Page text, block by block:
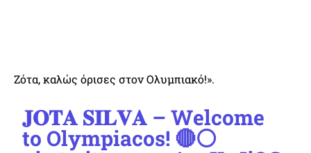
Ζότα, καλώς όρισες στον Ολυμπιακό!».
𝐉𝐎𝐓𝐀 𝐒𝐈𝐋𝐕𝐀 – Welcome
to Olympiacos! 🔴⚪️